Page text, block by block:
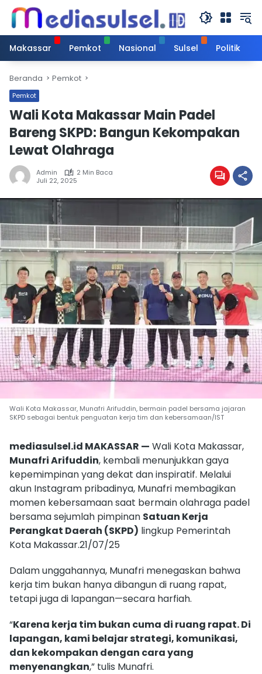
Langsung
konten
Makassar
Pemkot Nasional Sulsel Politik
Beranda Pemkot
Pemkot
Wali Kota Makassar Main Padel
Bareng SKPD: Bangun Kekompakan
Lewat Olahraga
Admin
2 Min Baca
Juli 22, 2025
Wali Kota Makassar, Munafri Arifuddin, bermain padel bersama jajaran
SKPD sebagai bentuk penguatan kerja tim dan kebersamaan/IST
mediasulsel.id MAKASSAR — Wali Kota Makassar,
Munafri Arifuddin, kembali menunjukkan gaya
kepemimpinan yang dekat dan inspiratif. Melalui
akun Instagram pribadinya, Munafri membagikan
momen kebersamaan saat bermain olahraga padel
bersama sejumlah pimpinan Satuan Kerja
Perangkat Daerah (SKPD) lingkup Pemerintah
Kota Makassar.21/07/25
Dalam unggahannya, Munafri menegaskan bahwa
kerja tim bukan hanya dibangun di ruang rapat,
tetapi juga di lapangan—secara harfiah.
“Karena kerja tim bukan cuma di ruang rapat. Di
lapangan, kami belajar strategi, komunikasi,
dan kekompakan dengan cara yang
menyenangkan,” tulis Munafri.